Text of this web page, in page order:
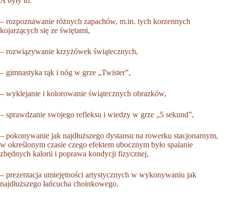
– rozpoznawanie różnych zapachów, m.in. tych korzennych
kojarzących się ze świętami,
– rozwiązywanie krzyżówek świątecznych,
– gimnastyka rąk i nóg w grze „Twister”,
– wyklejanie i kolorowanie świątecznych obrazków,
– sprawdzanie swojego refleksu i wiedzy w grze „5 sekund”,
– pokonywanie jak najdłuższego dystansu na rowerku stacjonarnym,
w określonym czasie czego efektem ubocznym było spalanie
zbędnych kalorii i poprawa kondycji fizycznej,
– prezentacja umiejętności artystycznych w wykonywaniu jak
najdłuższego łańcucha choinkowego.